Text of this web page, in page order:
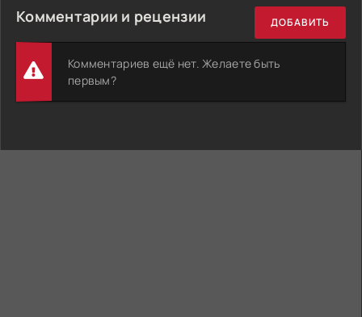
Комментарии и рецензии ДОБАВИТЬ
Комментариев ещё нет. Желаете быть
первым?